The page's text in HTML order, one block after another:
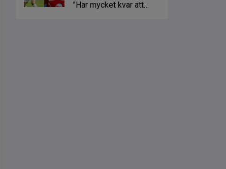
”Har mycket kvar att